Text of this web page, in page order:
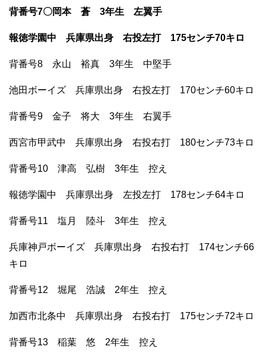
背番号7〇岡本 蒼 3年生 左翼手
報徳学園中 兵庫県出身 右投左打 175センチ70キロ
背番号8 永山 裕真 3年生 中堅手
池田ボーイズ 兵庫県出身 右投左打 170センチ60キロ
背番号9 金子 将大 3年生 右翼手
西宮市甲武中 兵庫県出身 右投右打 180センチ73キロ
背番号10 津高 弘樹 3年生 控え
報徳学園中 兵庫県出身 左投左打 178センチ64キロ
背番号11 塩月 陸斗 3年生 控え
兵庫神戸ボーイズ 兵庫県出身 右投右打 174センチ66
キロ
背番号12 堀尾 浩誠 2年生 控え
加西市北条中 兵庫県出身 右投右打 175センチ72キロ
背番号13 稲葉 悠 2年生 控え